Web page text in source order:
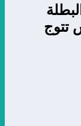
تتوج